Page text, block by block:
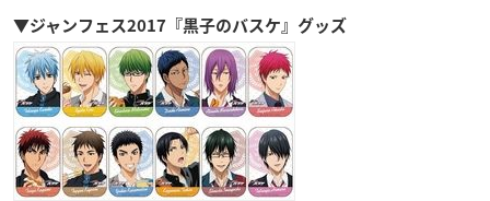
▼ジャンフェス2017『黒子のバスケ』グッズ